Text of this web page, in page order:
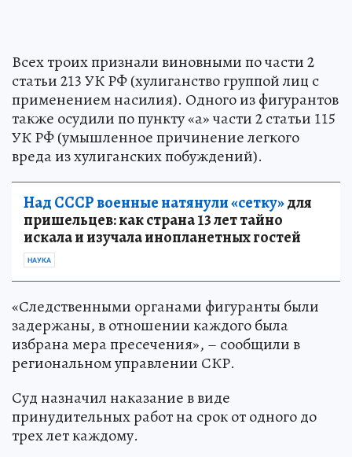
Всех троих признали виновными по части 2
статьи 213 УК РФ (хулиганство группой лиц с
применением насилия). Одного из фигурантов
также осудили по пункту «а» части 2 статьи 115
УК РФ (умышленное причинение легкого
вреда из хулиганских побуждений).
Над СССР военные натянули «сетку»для
пришельцев: как страна 13 лет тайно
искала и изучала инопланетных гостей
НАУКА
«Следственными органами фигуранты были
задержаны, в отношении каждого была
избрана мера пресечения», – сообщили в
региональном управлении СКР.
Суд назначил наказание в виде
принудительных работ на срок от одного до
трех лет каждому.